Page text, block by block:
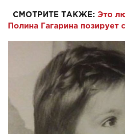
СМОТРИТЕ ТАКЖЕ: Это
Полина Гагарина